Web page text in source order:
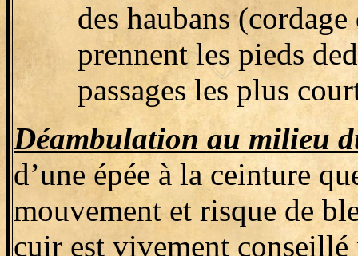
des haubans
prennent les pieds
passages les plus
Déambulation au milieu
d’une épée à la ceinture
mouvement et risque de
cuir est vivement